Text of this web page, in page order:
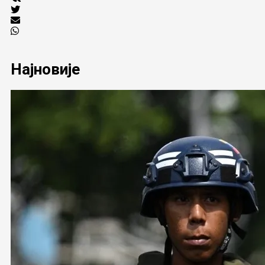
Најновије